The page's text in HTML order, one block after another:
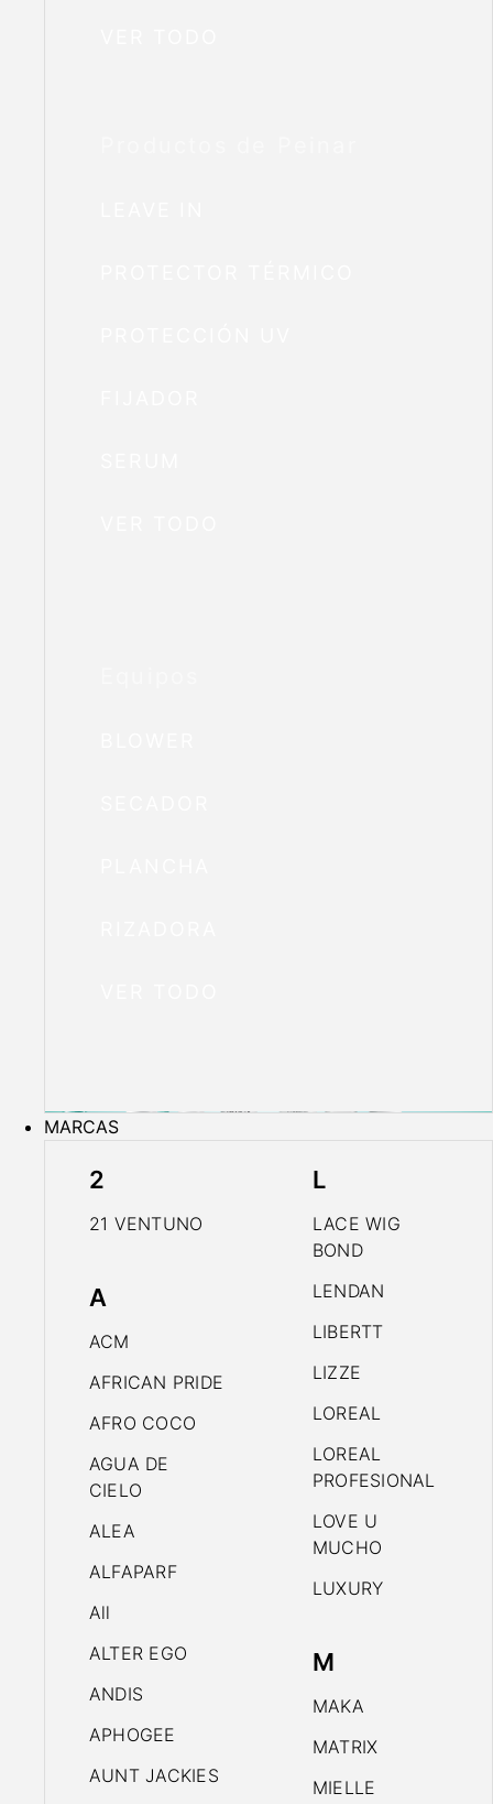
MARCAS
2
21 VENTUNO
A
ACM
AFRICAN PRIDE
AFRO COCO
AGUA DE
CIELO
ALEA
ALFAPARF
All
ALTER EGO
ANDIS
APHOGEE
AUNT JACKIES
L
LACE WIG
BOND
LENDAN
LIBERTT
LIZZE
LOREAL
LOREAL
PROFESIONAL
LOVE U
MUCHO
LUXURY
M
MAKA
MATRIX
MIELLE